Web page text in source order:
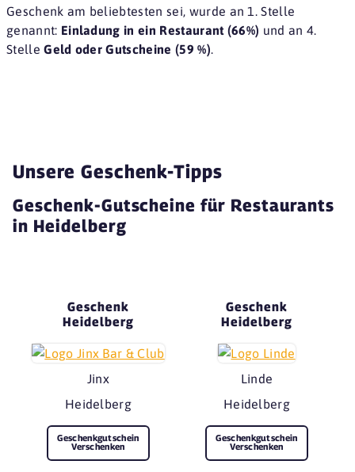
Geschenk am beliebtesten sei, wurde an 1. Stelle
genannt: Einladung in ein Restaurant (66%) und an 4.
StelleGeld oder Gutscheine (59 %).
Unsere Geschenk-Tipps
Geschenk-Gutscheine für Restaurants
in Heidelberg
Geschenk
Heidelberg
Jinx
Heidelberg
Geschenkgutschein
Verschenken
Geschenk
Heidelberg
Linde
Heidelberg
Geschenkgutschein
Verschenken